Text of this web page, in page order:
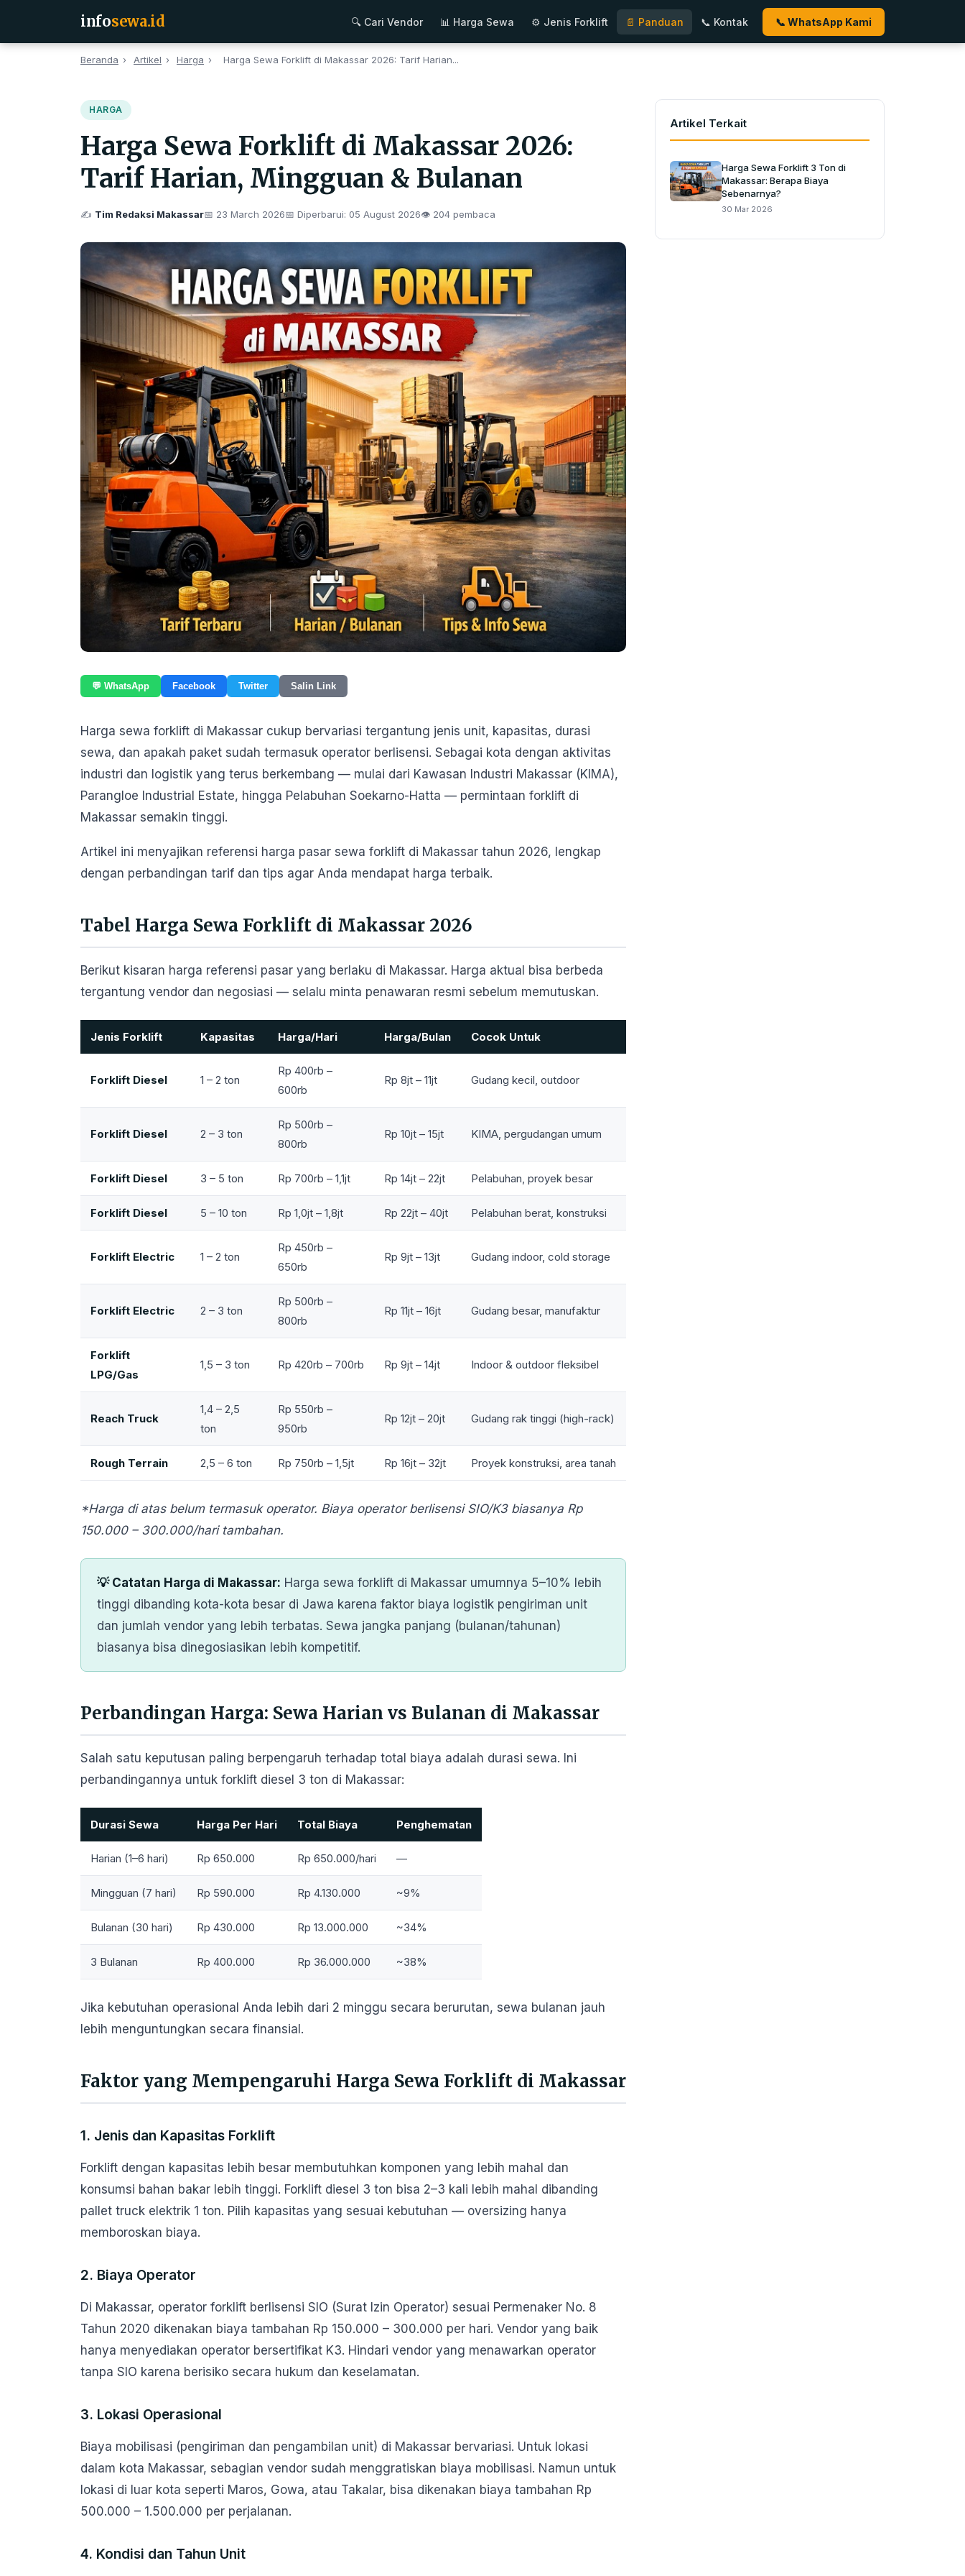
infosewa.id 🔍 Cari Vendor 📊 Harga Sewa ⚙ Jenis Forklift 📄 Panduan 📞 Kontak 📞 WhatsApp Kami
Beranda › Artikel › Harga › Harga Sewa Forklift di Makassar 2026: Tarif Harian...
HARGA
Harga Sewa Forklift di Makassar 2026:
Tarif Harian, Mingguan & Bulanan
✍️ Tim Redaksi Makassar📅 23 March 2026📅 Diperbarui: 05 August 2026👁 204 pembaca
💬 WhatsApp Facebook Twitter Salin Link
Harga sewa forklift di Makassar cukup bervariasi tergantung jenis unit, kapasitas, durasi
sewa, dan apakah paket sudah termasuk operator berlisensi. Sebagai kota dengan aktivitas
industri dan logistik yang terus berkembang — mulai dari Kawasan Industri Makassar (KIMA),
Parangloe Industrial Estate, hingga Pelabuhan Soekarno-Hatta — permintaan forklift di
Makassar semakin tinggi.
Artikel ini menyajikan referensi harga pasar sewa forklift di Makassar tahun 2026, lengkap
dengan perbandingan tarif dan tips agar Anda mendapat harga terbaik.
Tabel Harga Sewa Forklift di Makassar 2026
Berikut kisaran harga referensi pasar yang berlaku di Makassar. Harga aktual bisa berbeda
tergantung vendor dan negosiasi — selalu minta penawaran resmi sebelum memutuskan.
Jenis Forklift Kapasitas Harga/Hari Harga/Bulan Cocok Untuk
Forklift Diesel 1 – 2 ton
Rp 400rb –
600rb
Rp 8jt – 11jt Gudang kecil, outdoor
Forklift Diesel 2 – 3 ton
Rp 500rb –
800rb
Rp 10jt – 15jt KIMA, pergudangan umum
Forklift Diesel 3 – 5 ton Rp 700rb – 1,1jt Rp 14jt – 22jt Pelabuhan, proyek besar
Forklift Diesel 5 – 10 ton Rp 1,0jt – 1,8jt Rp 22jt – 40jt Pelabuhan berat, konstruksi
Forklift Electric 1 – 2 ton
Rp 450rb –
650rb
Rp 9jt – 13jt Gudang indoor, cold storage
Forklift Electric 2 – 3 ton
Rp 500rb –
800rb
Rp 11jt – 16jt Gudang besar, manufaktur
Forklift
LPG/Gas
1,5 – 3 ton Rp 420rb – 700rb Rp 9jt – 14jt Indoor & outdoor fleksibel
Reach Truck
1,4 – 2,5
ton
Rp 550rb –
950rb
Rp 12jt – 20jt Gudang rak tinggi (high-rack)
Rough Terrain 2,5 – 6 ton Rp 750rb – 1,5jt Rp 16jt – 32jt Proyek konstruksi, area tanah
*Harga di atas belum termasuk operator. Biaya operator berlisensi SIO/K3 biasanya Rp
150.000 – 300.000/hari tambahan.
💡 Catatan Harga di Makassar: Harga sewa forklift di Makassar umumnya 5–10% lebih
tinggi dibanding kota-kota besar di Jawa karena faktor biaya logistik pengiriman unit
dan jumlah vendor yang lebih terbatas. Sewa jangka panjang (bulanan/tahunan)
biasanya bisa dinegosiasikan lebih kompetitif.
Perbandingan Harga: Sewa Harian vs Bulanan di Makassar
Salah satu keputusan paling berpengaruh terhadap total biaya adalah durasi sewa. Ini
perbandingannya untuk forklift diesel 3 ton di Makassar:
Durasi Sewa Harga Per Hari Total Biaya Penghematan
Harian (1–6 hari) Rp 650.000 Rp 650.000/hari —
Mingguan (7 hari) Rp 590.000 Rp 4.130.000 ~9%
Bulanan (30 hari) Rp 430.000 Rp 13.000.000 ~34%
3 Bulanan Rp 400.000 Rp 36.000.000 ~38%
Jika kebutuhan operasional Anda lebih dari 2 minggu secara berurutan, sewa bulanan jauh
lebih menguntungkan secara finansial.
Faktor yang Mempengaruhi Harga Sewa Forklift di Makassar
1. Jenis dan Kapasitas Forklift
Forklift dengan kapasitas lebih besar membutuhkan komponen yang lebih mahal dan
konsumsi bahan bakar lebih tinggi. Forklift diesel 3 ton bisa 2–3 kali lebih mahal dibanding
pallet truck elektrik 1 ton. Pilih kapasitas yang sesuai kebutuhan — oversizing hanya
memboroskan biaya.
2. Biaya Operator
Di Makassar, operator forklift berlisensi SIO (Surat Izin Operator) sesuai Permenaker No. 8
Tahun 2020 dikenakan biaya tambahan Rp 150.000 – 300.000 per hari. Vendor yang baik
hanya menyediakan operator bersertifikat K3. Hindari vendor yang menawarkan operator
tanpa SIO karena berisiko secara hukum dan keselamatan.
3. Lokasi Operasional
Biaya mobilisasi (pengiriman dan pengambilan unit) di Makassar bervariasi. Untuk lokasi
dalam kota Makassar, sebagian vendor sudah menggratiskan biaya mobilisasi. Namun untuk
lokasi di luar kota seperti Maros, Gowa, atau Takalar, bisa dikenakan biaya tambahan Rp
500.000 – 1.500.000 per perjalanan.
4. Kondisi dan Tahun Unit
Artikel Terkait
Harga Sewa Forklift 3 Ton di
Makassar: Berapa Biaya
Sebenarnya?
30 Mar 2026